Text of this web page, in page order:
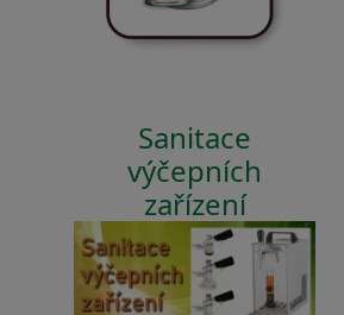
Sanitace
výčepních
zařízení